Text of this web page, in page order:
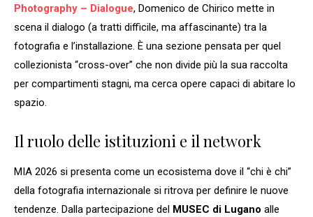
Photography – Dialogue, Domenico de Chirico mette in
scena il dialogo (a tratti difficile, ma affascinante) tra la
fotografia e l’installazione. È una sezione pensata per quel
collezionista “cross-over” che non divide più la sua raccolta
per compartimenti stagni, ma cerca opere capaci di abitare lo
spazio.
Il ruolo delle istituzioni e il network
MIA 2026 si presenta come un ecosistema dove il “chi è chi”
della fotografia internazionale si ritrova per definire le nuove
tendenze. Dalla partecipazione del MUSEC di Lugano alle